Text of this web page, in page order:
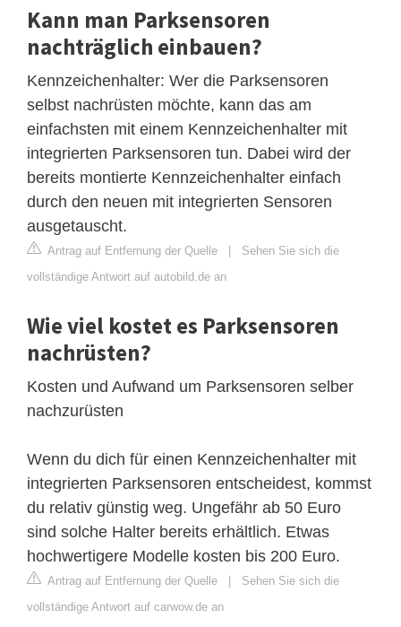
Kann man Parksensoren
nachträglich einbauen?
Kennzeichenhalter: Wer die Parksensoren
selbst nachrüsten möchte, kann das am
einfachsten mit einem Kennzeichenhalter mit
integrierten Parksensoren tun. Dabei wird der
bereits montierte Kennzeichenhalter einfach
durch den neuen mit integrierten Sensoren
ausgetauscht.
Antrag auf Entfernung der Quelle
Sehen Sie sich die
vollständige Antwort auf autobild.de an
Wie viel kostet es Parksensoren
nachrüsten?
Kosten und Aufwand um Parksensoren selber
nachzurüsten
Wenn du dich für einen Kennzeichenhalter mit
integrierten Parksensoren entscheidest, kommst
du relativ günstig weg. Ungefähr ab 50 Euro
sind solche Halter bereits erhältlich. Etwas
hochwertigere Modelle kosten bis 200 Euro.
Antrag auf Entfernung der Quelle
Sehen Sie sich die
vollständige Antwort auf carwow.de an